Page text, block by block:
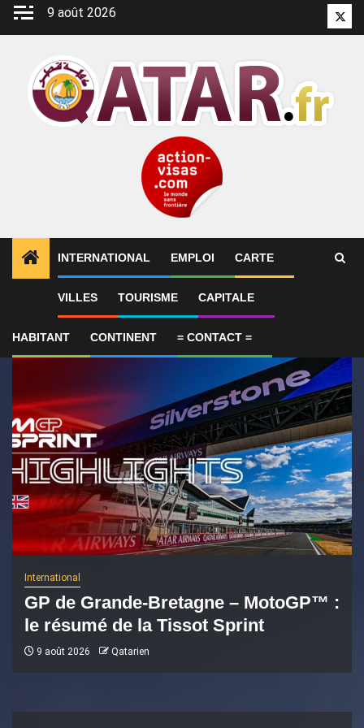
Aller
9 août 2026
INTERNATIONAL EMPLOI CARTE
VILLES TOURISME CAPITALE
HABITANT CONTINENT = CONTACT =
ALERTES INFO 1 GP de Grande-Bretagne –
International
GP de Grande-Bretagne – MotoGP™ :
le résumé de la Tissot Sprint
9 août 2026 Qatarien